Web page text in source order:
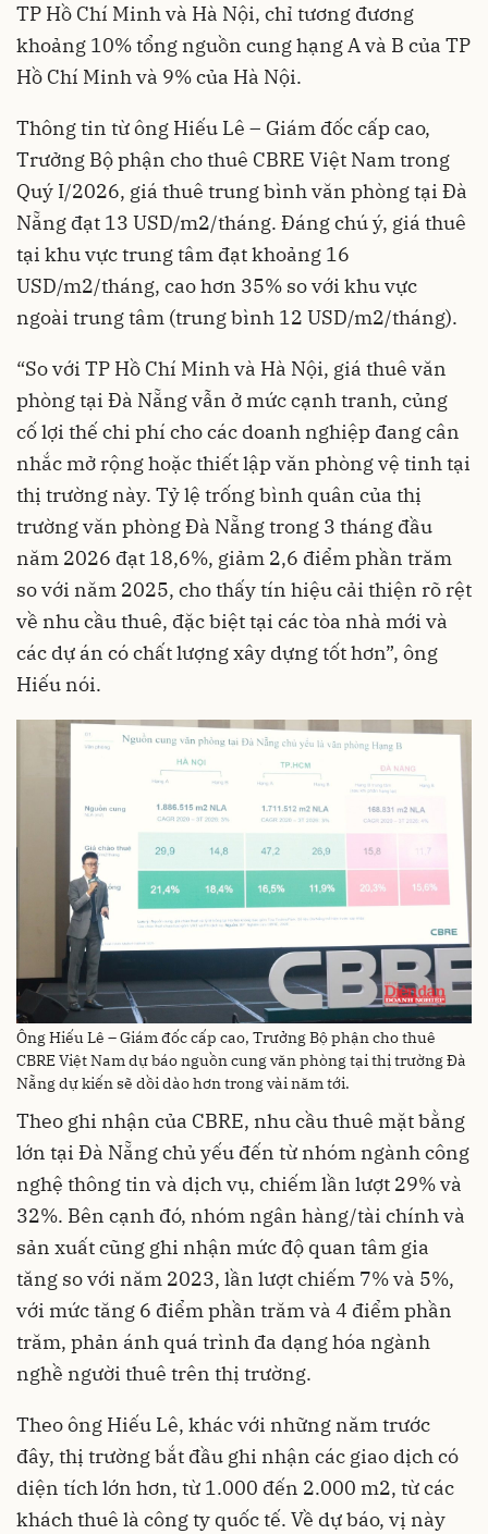
TP Hồ Chí Minh và Hà Nội, chỉ tương đương
khoảng 10% tổng nguồn cung hạng A và B của TP
Hồ Chí Minh và 9% của Hà Nội.
Thông tin từ ông Hiếu Lê – Giám đốc cấp cao,
Trưởng Bộ phận cho thuê CBRE Việt Nam trong
Quý I/2026, giá thuê trung bình văn phòng tại Đà
Nẵng đạt 13 USD/m2/tháng. Đáng chú ý, giá thuê
tại khu vực trung tâm đạt khoảng 16
USD/m2/tháng, cao hơn 35% so với khu vực
ngoài trung tâm (trung bình 12 USD/m2/tháng).
“So với TP Hồ Chí Minh và Hà Nội, giá thuê văn
phòng tại Đà Nẵng vẫn ở mức cạnh tranh, củng
cố lợi thế chi phí cho các doanh nghiệp đang cân
nhắc mở rộng hoặc thiết lập văn phòng vệ tinh tại
thị trường này. Tỷ lệ trống bình quân của thị
trường văn phòng Đà Nẵng trong 3 tháng đầu
năm 2026 đạt 18,6%, giảm 2,6 điểm phần trăm
so với năm 2025, cho thấy tín hiệu cải thiện rõ rệt
về nhu cầu thuê, đặc biệt tại các tòa nhà mới và
các dự án có chất lượng xây dựng tốt hơn”, ông
Hiếu nói.
Ông Hiếu Lê – Giám đốc cấp cao, Trưởng Bộ phận cho thuê
CBRE Việt Nam dự báo nguồn cung văn phòng tại thị trường Đà
Nẵng dự kiến sẽ dồi dào hơn trong vài năm tới.
Theo ghi nhận của CBRE, nhu cầu thuê mặt bằng
lớn tại Đà Nẵng chủ yếu đến từ nhóm ngành công
nghệ thông tin và dịch vụ, chiếm lần lượt 29% và
32%. Bên cạnh đó, nhóm ngân hàng/tài chính và
sản xuất cũng ghi nhận mức độ quan tâm gia
tăng so với năm 2023, lần lượt chiếm 7% và 5%,
với mức tăng 6 điểm phần trăm và 4 điểm phần
trăm, phản ánh quá trình đa dạng hóa ngành
nghề người thuê trên thị trường.
Theo ông Hiếu Lê, khác với những năm trước
đây, thị trường bắt đầu ghi nhận các giao dịch có
diện tích lớn hơn, từ 1.000 đến 2.000 m2, từ các
khách thuê là công ty quốc tế. Về dự báo, vị này